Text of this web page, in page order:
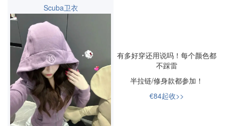
Scuba卫衣
有多好穿还用说吗！每个颜色都
不踩雷
半拉链/修身款都参加！
€84起收>>